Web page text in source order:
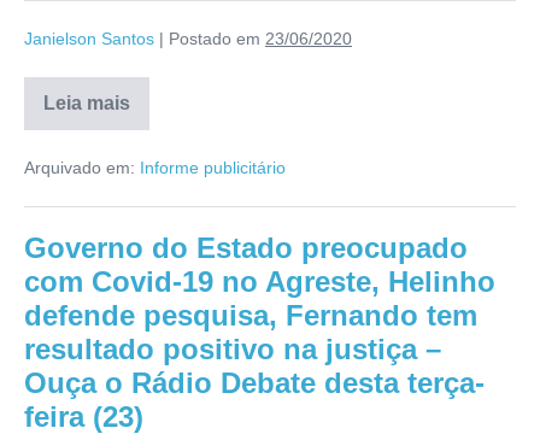
Janielson Santos | Postado em 23/06/2020
Leia mais
Arquivado em: Informe publicitário
Governo do Estado preocupado
com Covid-19 no Agreste, Helinho
defende pesquisa, Fernando tem
resultado positivo na justiça –
Ouça o Rádio Debate desta terça-
feira (23)